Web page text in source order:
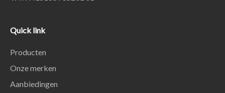
Quick link
Producten
Onze merken
Aanbiedingen